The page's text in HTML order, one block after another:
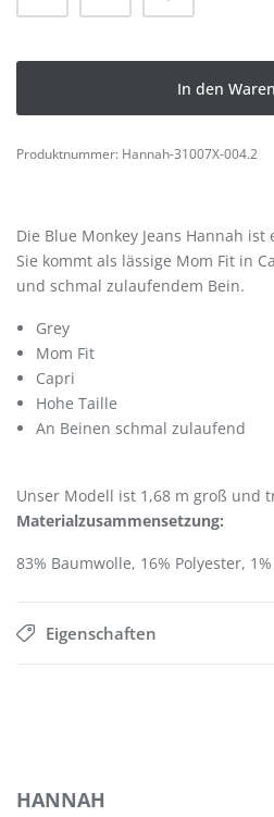
In den
Produktnummer: Hannah-31007X-004.2
Die Blue Monkey Jeans Hannah
Sie kommt als lässige Mom Fit in
und schmal zulaufendem Bein.
Grey
Mom Fit
Capri
Hohe Taille
An Beinen schmal zulaufend
Unser Modell ist 1,68 m groß und
Materialzusammensetzung:
83% Baumwolle, 16% Polyester,
Eigenschaften
Produktgalerie überspringen
HANNAH